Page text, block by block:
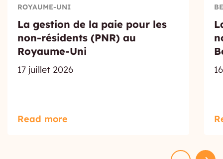
ROYAUME-UNI
La gestion de la paie pour les
non-résidents (PNR) au
Royaume-Uni
17 juillet 2026
Read more